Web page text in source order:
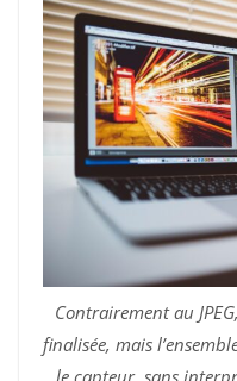
Contrairement au
finalisée, mais
le capteur, sans